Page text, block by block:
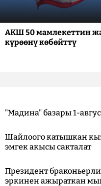
АКШ 50 мамлекеттин
күрөөнү көбөйттү
"Мадина" базары 1-
Шайлоого катышкан
эмгек акысы сакталат
Президент
эркинен ажыраткан